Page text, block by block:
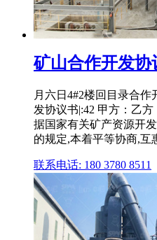
矿山合作开发协
月六日4#2楼回目录合
发协议书|:42 甲方：乙
据国家有关矿产资源开
的规定,本着平等协商,互
联系电话: 180 3780 8511